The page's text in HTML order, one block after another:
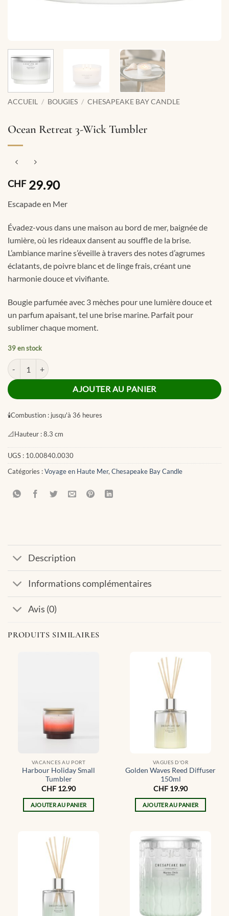
ACCUEIL / BOUGIES / CHESAPEAKE BAY CANDLE
Ocean Retreat 3-Wick Tumbler
CHF29.90
Escapade en Mer
Évadez-vous dans une maison au bord de mer, baignée de
lumière, où les rideaux dansent au souffle de la brise.
L’ambiance marine s’éveille à travers des notes d’agrumes
éclatants, de poivre blanc et de linge frais, créant une
harmonie douce et vivifiante.
Bougie parfumée avec 3 mèches pour une lumière douce et
un parfum apaisant, tel une brise marine. Parfait pour
sublimer chaque moment.
39 en stock
quantité de Ocean Retreat 3-Wick Tumbler
AJOUTER AU PANIER
🕯Combustion : jusqu'à 36 heures
📐Hauteur :8.3 cm
UGS : 10.00840.0030
Catégories :Voyage en Haute Mer,Chesapeake Bay Candle
Description
Informations complémentaires
Avis (0)
PRODUITS SIMILAIRES
VACANCES AU PORT
Harbour Holiday Small
Tumbler
CHF 12.90
AJOUTER AU PANIER
VAGUES D'OR
Golden Waves Reed Diffuser
150ml
CHF 19.90
AJOUTER AU PANIER